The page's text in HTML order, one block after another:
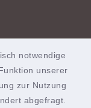
notwendige
unserer
zur Nutzung
abgefragt.